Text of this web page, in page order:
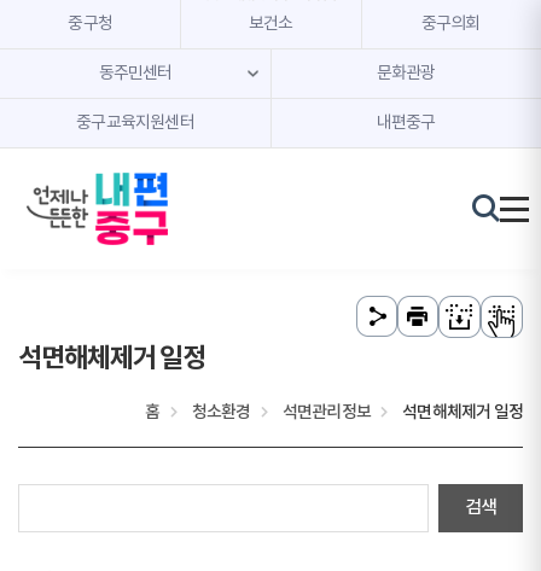
본문 내용 바로가기
주메뉴 바로가기
중구청 보건소 중구의회
동주민센터 문화관광
중구교육지원센터 내편중구
석면해체제거 일정
홈 청소환경 석면관리정보 석면해체제거 일정